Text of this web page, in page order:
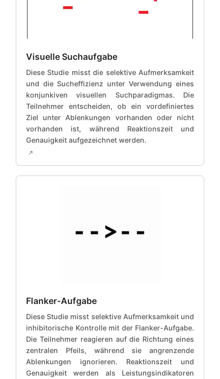
Visuelle Suchaufgabe
Diese Studie misst die selektive Aufmerksamkeit
und die Sucheffizienz unter Verwendung eines
konjunkiven visuellen Suchparadigmas. Die
Teilnehmer entscheiden, ob ein vordefiniertes
Ziel unter Ablenkungen vorhanden oder nicht
vorhanden ist, während Reaktionszeit und
Genauigkeit aufgezeichnet werden.
Flanker-Aufgabe
Diese Studie misst selektive Aufmerksamkeit und
inhibitorische Kontrolle mit der Flanker-Aufgabe.
Die Teilnehmer reagieren auf die Richtung eines
zentralen Pfeils, während sie angrenzende
Ablenkungen ignorieren. Reaktionszeit und
Genauigkeit werden als Leistungsindikatoren